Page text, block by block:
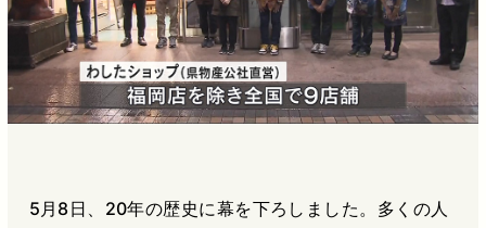
5月8日、20年の歴史に幕を下ろしました。多くの人